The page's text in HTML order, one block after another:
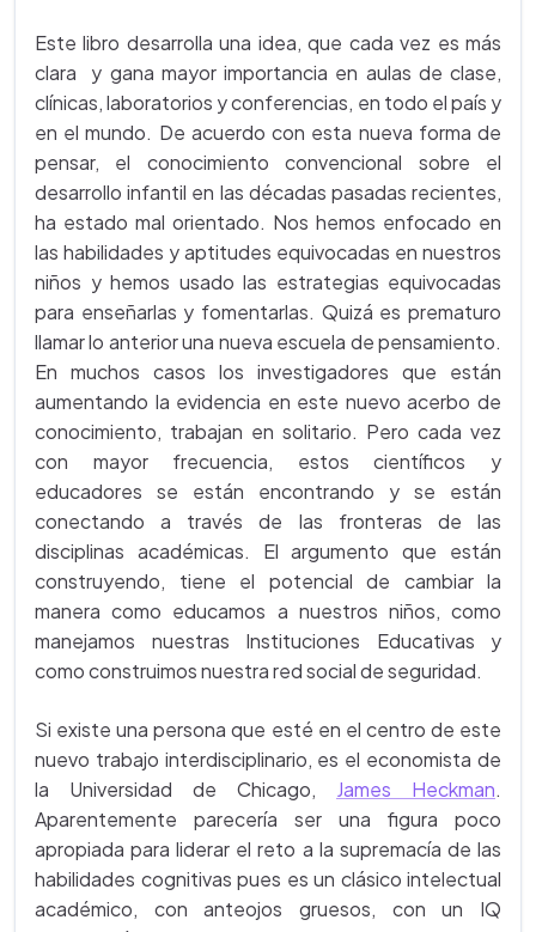
Este libro desarrolla una idea, que cada vez es más
clara y gana mayor importancia en aulas de clase,
clínicas, laboratorios y conferencias, en todo el país y
en el mundo. De acuerdo con esta nueva forma de
pensar, el conocimiento convencional sobre el
desarrollo infantil en las décadas pasadas recientes,
ha estado mal orientado. Nos hemos enfocado en
las habilidades y aptitudes equivocadas en nuestros
niños y hemos usado las estrategias equivocadas
para enseñarlas y fomentarlas. Quizá es prematuro
llamar lo anterior una nueva escuela de pensamiento.
En muchos casos los investigadores que están
aumentando la evidencia en este nuevo acerbo de
conocimiento, trabajan en solitario. Pero cada vez
con mayor frecuencia, estos científicos y
educadores se están encontrando y se están
conectando a través de las fronteras de las
disciplinas académicas. El argumento que están
construyendo, tiene el potencial de cambiar la
manera como educamos a nuestros niños, como
manejamos nuestras Instituciones Educativas y
como construimos nuestra red social de seguridad.
Si existe una persona que esté en el centro de este
nuevo trabajo interdisciplinario, es el economista de
la Universidad de Chicago, James Heckman.
Aparentemente parecería ser una figura poco
apropiada para liderar el reto a la supremacía de las
habilidades cognitivas pues es un clásico intelectual
académico, con anteojos gruesos, con un IQ